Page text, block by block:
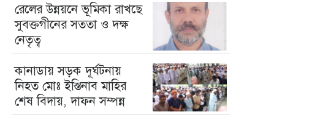
রেলের উন্নয়নে ভূমিকা রাখছে
সুবক্তগীনের সততা ও দক্ষ
নেতৃত্ব
কানাডায় সড়ক দূর্ঘটনায়
নিহত মোঃ ইস্তিনাব মাহির
শেষ বিদায়, দাফন সম্পন্ন